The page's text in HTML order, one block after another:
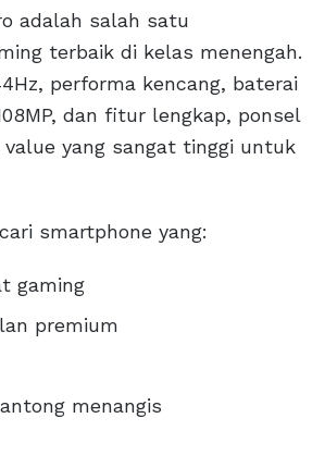
adalah salah satu
terbaik di kelas menengah.
performa kencang, baterai
dan fitur lengkap, ponsel
yang sangat tinggi untuk
smartphone yang:
gaming
premium
menangis